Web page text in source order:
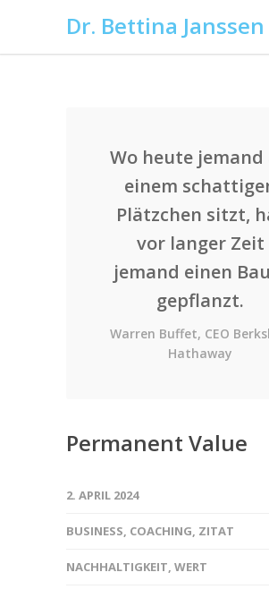
Dr. Bettina Janssen
Wo heute jemand
einem
Plätzchen sitzt,
vor langer Zeit
jemand einen
gepflanzt.
Warren Buffet, CEO
Hathaway
Permanent Value
2. APRIL 2024
BUSINESS, COACHING, ZITAT
NACHHALTIGKEIT, WERT